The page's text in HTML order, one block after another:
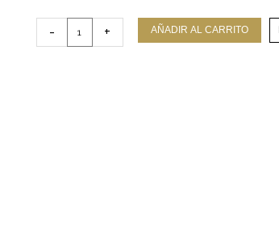
-
TARINALIANZA
BODA
+ AÑADIR AL CARRITO